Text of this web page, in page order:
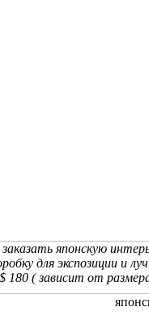
японскую
для экспозиции и
180 ( зависит от